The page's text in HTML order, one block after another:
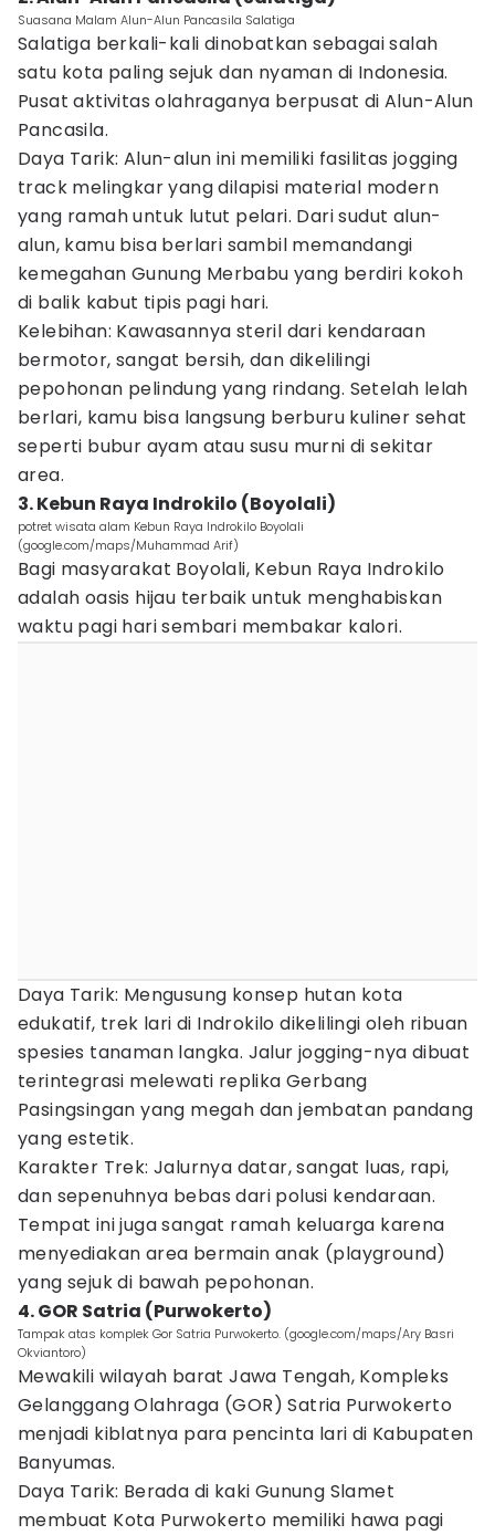
Suasana Malam Alun-Alun Pancasila Salatiga
Salatiga berkali-kali dinobatkan sebagai salah
satu kota paling sejuk dan nyaman di Indonesia.
Pusat aktivitas olahraganya berpusat di Alun-Alun
Pancasila.
Daya Tarik: Alun-alun ini memiliki fasilitas jogging
track melingkar yang dilapisi material modern
yang ramah untuk lutut pelari. Dari sudut alun-
alun, kamu bisa berlari sambil memandangi
kemegahan Gunung Merbabu yang berdiri kokoh
di balik kabut tipis pagi hari.
Kelebihan: Kawasannya steril dari kendaraan
bermotor, sangat bersih, dan dikelilingi
pepohonan pelindung yang rindang. Setelah lelah
berlari, kamu bisa langsung berburu kuliner sehat
seperti bubur ayam atau susu murni di sekitar
area.
3. Kebun Raya Indrokilo (Boyolali)
potret wisata alam Kebun Raya Indrokilo Boyolali
(google.com/maps/Muhammad Arif)
Bagi masyarakat Boyolali, Kebun Raya Indrokilo
adalah oasis hijau terbaik untuk menghabiskan
waktu pagi hari sembari membakar kalori.
Daya Tarik: Mengusung konsep hutan kota
edukatif, trek lari di Indrokilo dikelilingi oleh ribuan
spesies tanaman langka. Jalur jogging-nya dibuat
terintegrasi melewati replika Gerbang
Pasingsingan yang megah dan jembatan pandang
yang estetik.
Karakter Trek: Jalurnya datar, sangat luas, rapi,
dan sepenuhnya bebas dari polusi kendaraan.
Tempat ini juga sangat ramah keluarga karena
menyediakan area bermain anak (playground)
yang sejuk di bawah pepohonan.
4. GOR Satria (Purwokerto)
Tampak atas komplek Gor Satria Purwokerto. (google.com/maps/Ary Basri
Okviantoro)
Mewakili wilayah barat Jawa Tengah, Kompleks
Gelanggang Olahraga (GOR) Satria Purwokerto
menjadi kiblatnya para pencinta lari di Kabupaten
Banyumas.
Daya Tarik: Berada di kaki Gunung Slamet
membuat Kota Purwokerto memiliki hawa pagi